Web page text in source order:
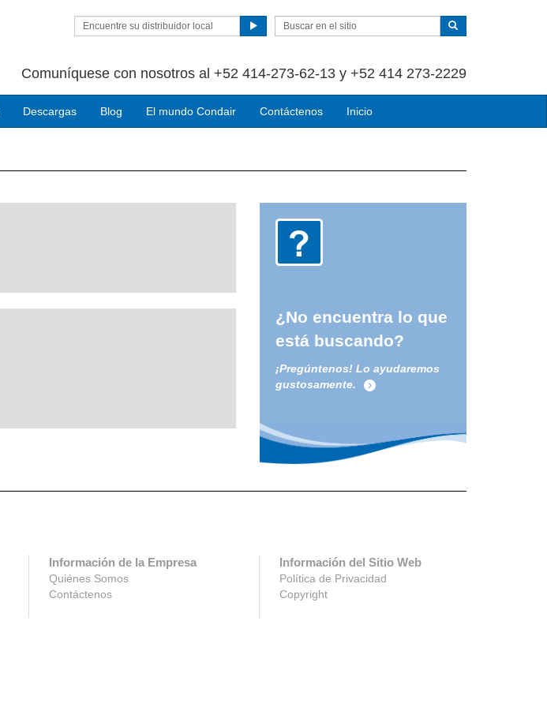
Encuentre su distribuidor local
Comuníquese con nosotros al +52 414-273-62-13 y +52 414 273-2229
Descargas Blog El mundo Condair Contáctenos Inicio
¿No encuentra lo que
está buscando?
¡Pregúntenos! Lo ayudaremos
gustosamente.
Información de la Empresa
Quiénes Somos
Contáctenos
Información del Sitio Web
Política de Privacidad
Copyright